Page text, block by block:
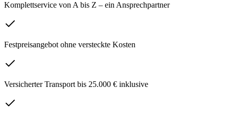
Komplettservice von A bis Z – ein Ansprechpartner
Festpreisangebot ohne versteckte Kosten
Versicherter Transport bis 25.000 € inklusive